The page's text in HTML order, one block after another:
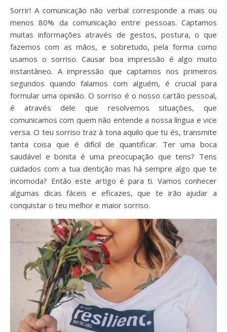
Sorrir! A comunicação não verbal corresponde a mais ou
menos 80% da comunicação entre pessoas. Captamos
muitas informações através de gestos, postura, o que
fazemos com as mãos, e sobretudo, pela forma como
usamos o sorriso. Causar boa impressão é algo muito
instantâneo. A impressão que captamos nos primeiros
segundos quando falamos com alguém, é crucial para
formular uma opinião. O sorriso é o nosso cartão pessoal,
é através dele que resolvemos situações, que
comunicamos com quem não entende a nossa língua e vice
versa. O teu sorriso traz à tona aquilo que tu és, transmite
tanta coisa que é difícil de quantificar. Ter uma boca
saudável e bonita é uma preocupação que tens? Tens
cuidados com a tua dentição mas há sempre algo que te
incomoda? Então este artigo é para ti. Vamos conhecer
algumas dicas fáceis e eficazes, que te irão ajudar a
conquistar o teu melhor e maior sorriso.